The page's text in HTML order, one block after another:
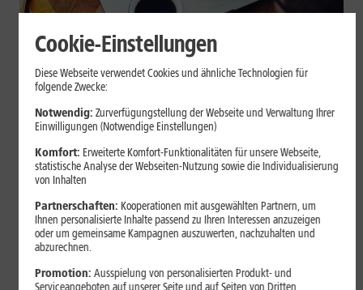
Internet zuhause
Browser-Erweiterungen sicher
nutzen: So erkennst Du
vertrauenswürdige Add-ons
Browser-Erweiterungen können praktisch sein, greifen aber je
nach Berechtigung tief in Deine Browserdaten ein. Der Beitrag
zeigt Dir, wie Du Add-ons vor der Installation prüfst und riskante
Erweiterungen erkennst.
Mehr erfahren
Cookie-Einstellungen
Diese Webseite verwendet Cookies und ähnliche Technologien für
folgende Zwecke:
Notwendig: Zurverfügungstellung der Webseite und Verwaltung Ihrer
Einwilligungen (Notwendige Einstellungen)
Komfort: Erweiterte Komfort-Funktionalitäten für unsere Webseite,
statistische Analyse der Webseiten-Nutzung sowie die Individualisierung
von Inhalten
Partnerschaften: Kooperationen mit ausgewählten Partnern, um
Ihnen personalisierte Inhalte passend zu Ihren Interessen anzuzeigen
oder um gemeinsame Kampagnen auszuwerten, nachzuhalten und
abzurechnen.
Promotion: Ausspielung von personalisierten Produkt- und